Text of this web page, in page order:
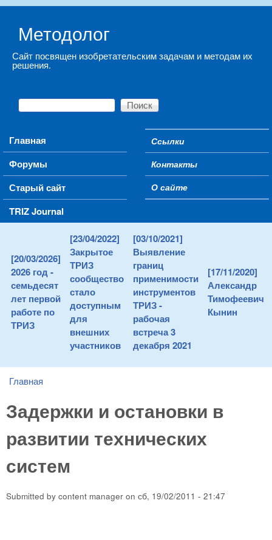
Методолог
Сайт посвящен изобретательским задачам и методам их
решения.
Форма поиска
Поиск
Main menu
Главная
Форумы
Старый сайт
TRIZ Journal
Secondary menu
Ссылки
Контакты
О сайте
[20/03/2026]
2026 год -
семьдесят
лет первой
работе по
ТРИЗ
[23/04/2022]
Закрытое
ТРИЗ
сообщество
стало
доступным
для
внешних
участников
[03/10/2021]
Выявление
границ
применимости
инструментов
ТРИЗ -
рабочая
встреча 3
декабря 2021
[17/11/2020]
Александр
Тимофеевич
Кынин
You are here
Главная
Задержки и остановки в
развитии технических
систем
Submitted by content manager on сб, 19/02/2011 - 21:47